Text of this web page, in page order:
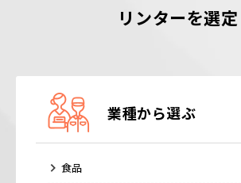
リンターを選定
業種から選ぶ
食品